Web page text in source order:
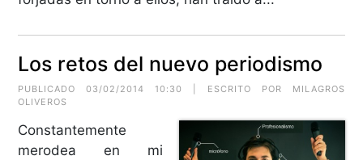
Los retos del nuevo periodismo
PUBLICADO 03/02/2014 10:30 | ESCRITO POR MILAGROS
OLIVEROS
Constantemente
merodea en mi